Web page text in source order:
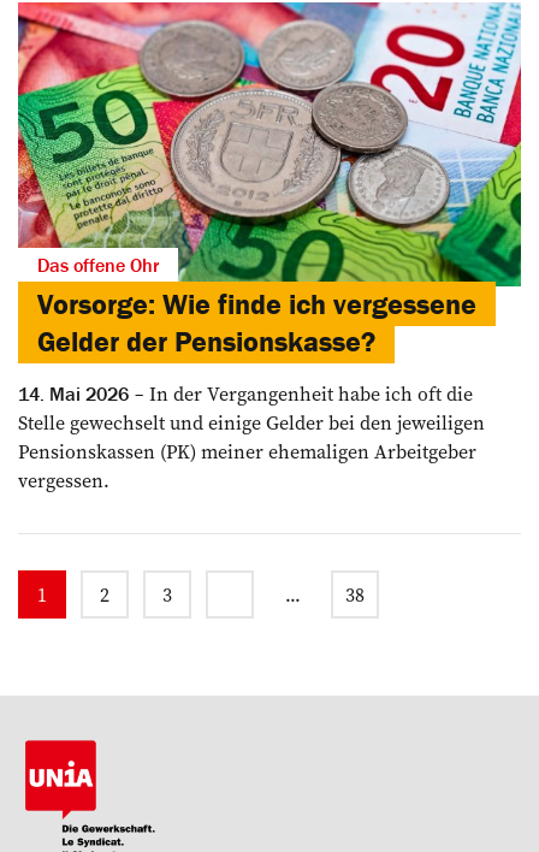
Das offene Ohr
Vorsorge: Wie finde ich vergessene
Gelder der Pensionskasse?
14. Mai 2026
In der Vergangenheit habe ich oft die
Stelle gewechselt und einige Gelder bei den jeweiligen
Pensionskassen (PK) meiner ehemaligen Arbeitgeber
vergessen.
1 2 3 ... 38